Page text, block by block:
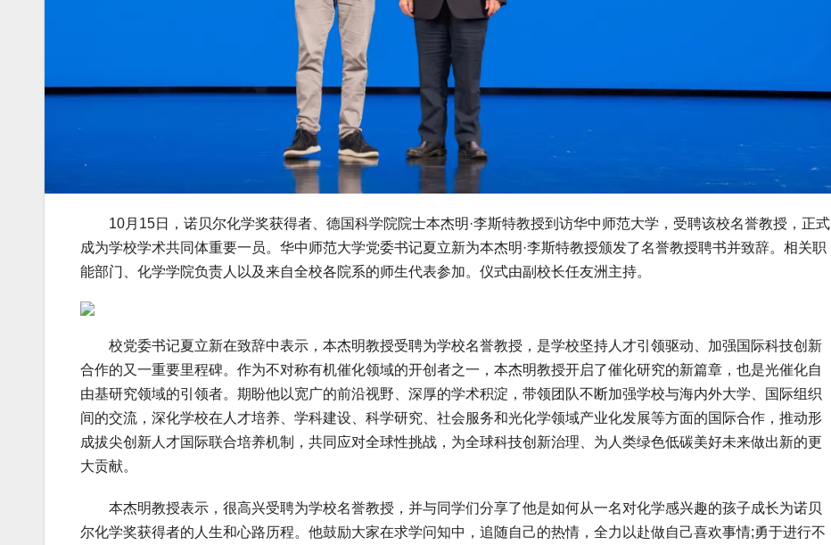
10月15日，诺贝尔化学奖获得者、德国科学院院士本杰明·李斯特教授到访华中师范大学，受聘该校名誉教授，正式
成为学校学术共同体重要一员。华中师范大学党委书记夏立新为本杰明·李斯特教授颁发了名誉教授聘书并致辞。相关职
能部门、化学学院负责人以及来自全校各院系的师生代表参加。仪式由副校长任友洲主持。
校党委书记夏立新在致辞中表示，本杰明教授受聘为学校名誉教授，是学校坚持人才引领驱动、加强国际科技创新
合作的又一重要里程碑。作为不对称有机催化领域的开创者之一，本杰明教授开启了催化研究的新篇章，也是光催化自
由基研究领域的引领者。期盼他以宽广的前沿视野、深厚的学术积淀，带领团队不断加强学校与海内外大学、国际组织
间的交流，深化学校在人才培养、学科建设、科学研究、社会服务和光化学领域产业化发展等方面的国际合作，推动形
成拔尖创新人才国际联合培养机制，共同应对全球性挑战，为全球科技创新治理、为人类绿色低碳美好未来做出新的更
大贡献。
本杰明教授表示，很高兴受聘为学校名誉教授，并与同学们分享了他是如何从一名对化学感兴趣的孩子成长为诺贝
尔化学奖获得者的人生和心路历程。他鼓励大家在求学问知中，追随自己的热情，全力以赴做自己喜欢事情;勇于进行不